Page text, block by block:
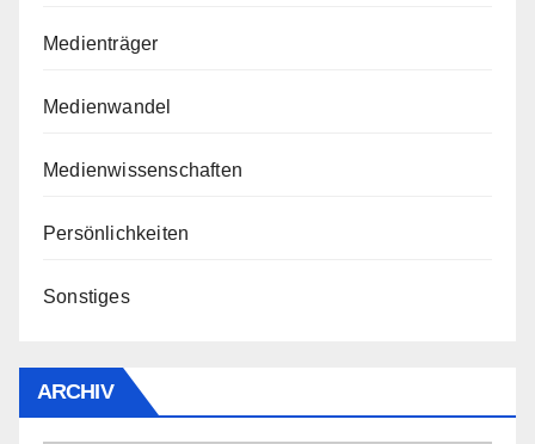
Medienträger
Medienwandel
Medienwissenschaften
Persönlichkeiten
Sonstiges
ARCHIV